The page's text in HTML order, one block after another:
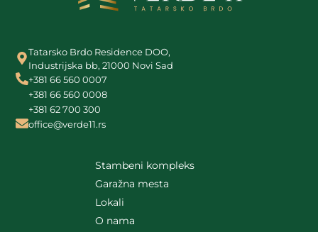
Tatarsko Brdo Residence DOO,
Industrijska bb, 21000 Novi Sad
+381 66 560 0007
+381 66 560 0008
+381 62 700 300
office@verde11.rs
Stambeni kompleks
Garažna mesta
Lokali
O nama